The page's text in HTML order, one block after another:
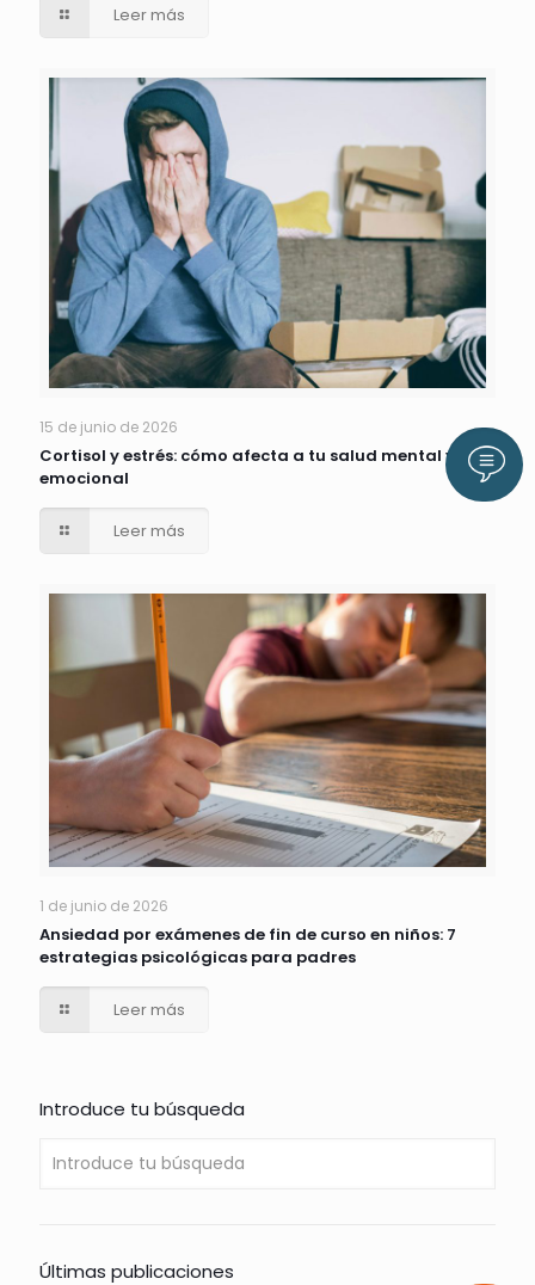
Leer más
15 de junio de 2026
Cortisol y estrés: cómo afecta a tu salud mental y
emocional
Leer más
1 de junio de 2026
Ansiedad por exámenes de fin de curso en niños: 7
estrategias psicológicas para padres
Leer más
Introduce tu búsqueda
Últimas publicaciones